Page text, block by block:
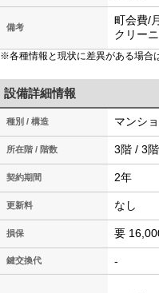
備考
町会費/
クリー
※各種情報と現状に差異がある場合
設備詳細情報
種別 / 構造 マンシ
所在階 / 階数 3階 / 3階
契約期間 2年
更新料 なし
損保 要
鍵交換代 -